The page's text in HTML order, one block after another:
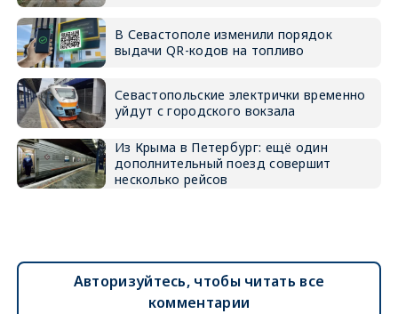
В Севастополе изменили порядок
выдачи QR-кодов на топливо
Севастопольские электрички временно
уйдут с городского вокзала
Из Крыма в Петербург: ещё один
дополнительный поезд совершит
несколько рейсов
Авторизуйтесь, чтобы читать все
комментарии